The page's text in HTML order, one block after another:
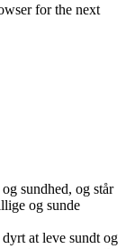
for the next
sundhed, og står
og sunde
at leve sundt og